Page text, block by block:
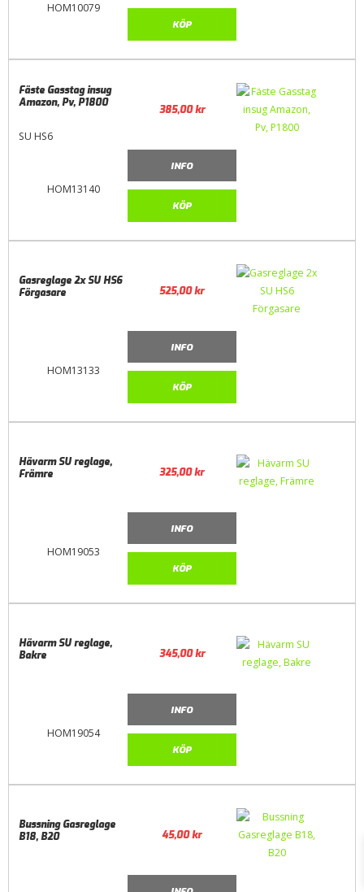
HOM10079
KÖP
HOM13140
Fäste Gasstag insug
Amazon, Pv, P1800
SU HS6
385,00kr
INFO
KÖP
HOM13133
Gasreglage 2x SU HS6
Förgasare
525,00kr
INFO
KÖP
HOM19053
Hävarm SU reglage,
Främre
325,00kr
INFO
KÖP
HOM19054
Hävarm SU reglage,
Bakre
345,00kr
INFO
KÖP
Bussning Gasreglage
B18, B20
45,00kr